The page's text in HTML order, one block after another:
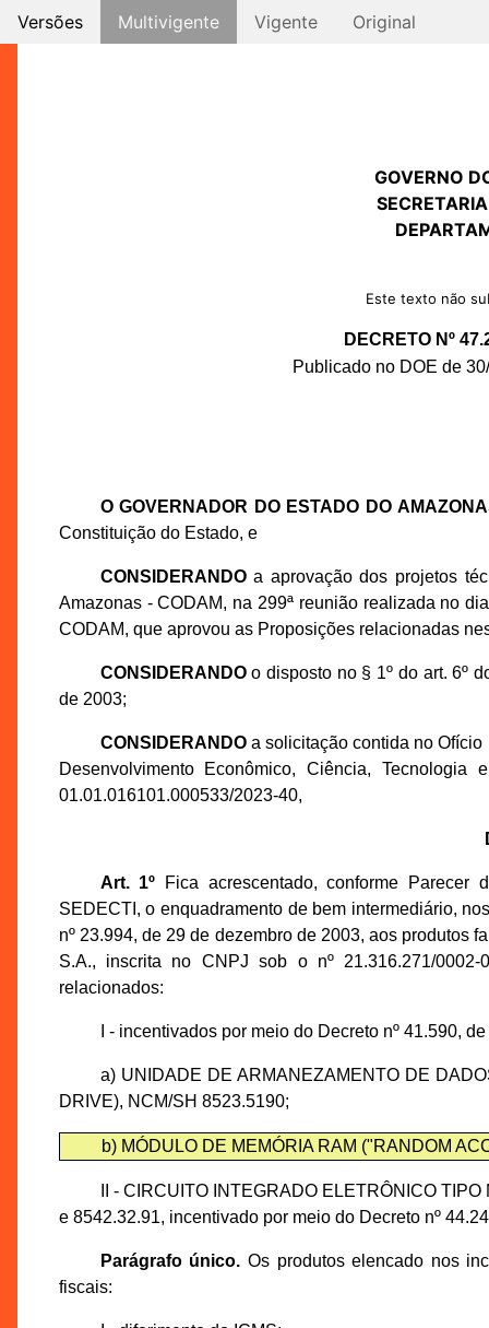
Versões Multivigente Vigente Original
GOVERNO
Este texto não
DECRETO Nº
Publicado no DOE de
O GOVERNADOR DO ESTADO DO
Constituição do Estado, e
CONSIDERANDOa aprovação dos projetos
Amazonas - CODAM, na 299ª reunião realizada no
CODAM, que aprovou as Proposições relacionadas
CONSIDERANDOo disposto no § 1º do art. 6º
de 2003;
CONSIDERANDOa solicitação contida no Ofício
Desenvolvimento Econômico, Ciência,
01.01.016101.000533/2023-40,
Art. 1º Fica acrescentado, conforme Parecer
SEDECTI, o enquadramento de bem intermediário,
nº 23.994, de 29 de dezembro de 2003, aos produtos
S.A., inscrita no CNPJ sob o nº 21.316.271/
relacionados:
I - incentivados por meio do Decreto nº 41.590,
a) UNIDADE DE ARMANEZAMENTO DE
DRIVE), NCM/SH 8523.5190;
b) MÓDULO DE MEMÓRIA RAM ("RANDOM
II - CIRCUITO INTEGRADO ELETRÔNICO
e 8542.32.91, incentivado por meio do Decreto nº
Parágrafo único. Os produtos elencado nos
fiscais: